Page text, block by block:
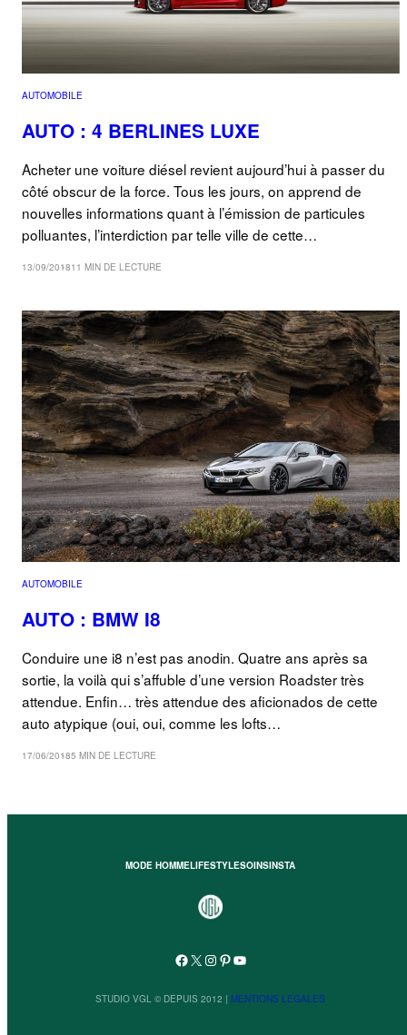
AUTOMOBILE
AUTO : 4 BERLINES LUXE
Acheter une voiture diésel revient aujourd’hui à passer du
côté obscur de la force. Tous les jours, on apprend de
nouvelles informations quant à l’émission de particules
polluantes, l’interdiction par telle ville de cette…
13/09/201811 MIN DE LECTURE
AUTOMOBILE
AUTO : BMW I8
Conduire une i8 n’est pas anodin. Quatre ans après sa
sortie, la voilà qui s’affuble d’une version Roadster très
attendue. Enfin… très attendue des aficionados de cette
auto atypique (oui, oui, comme les lofts…
17/06/20185 MIN DE LECTURE
MODE HOMMELIFESTYLESOINSINSTA
Facebook
X Instagram
Pinterest
YouTube
STUDIO VGL © DEPUIS 2012 |MENTIONS LEGALES